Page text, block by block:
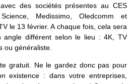
des sociétés présentes au CES
Medissimo, Oledcomm et
le 13 février. A chaque fois, cela sera
angle différent selon le lieu : 4K, TV
ou généraliste.
gratuit. Ne le gardez donc pas pour
existence : dans votre entreprises,